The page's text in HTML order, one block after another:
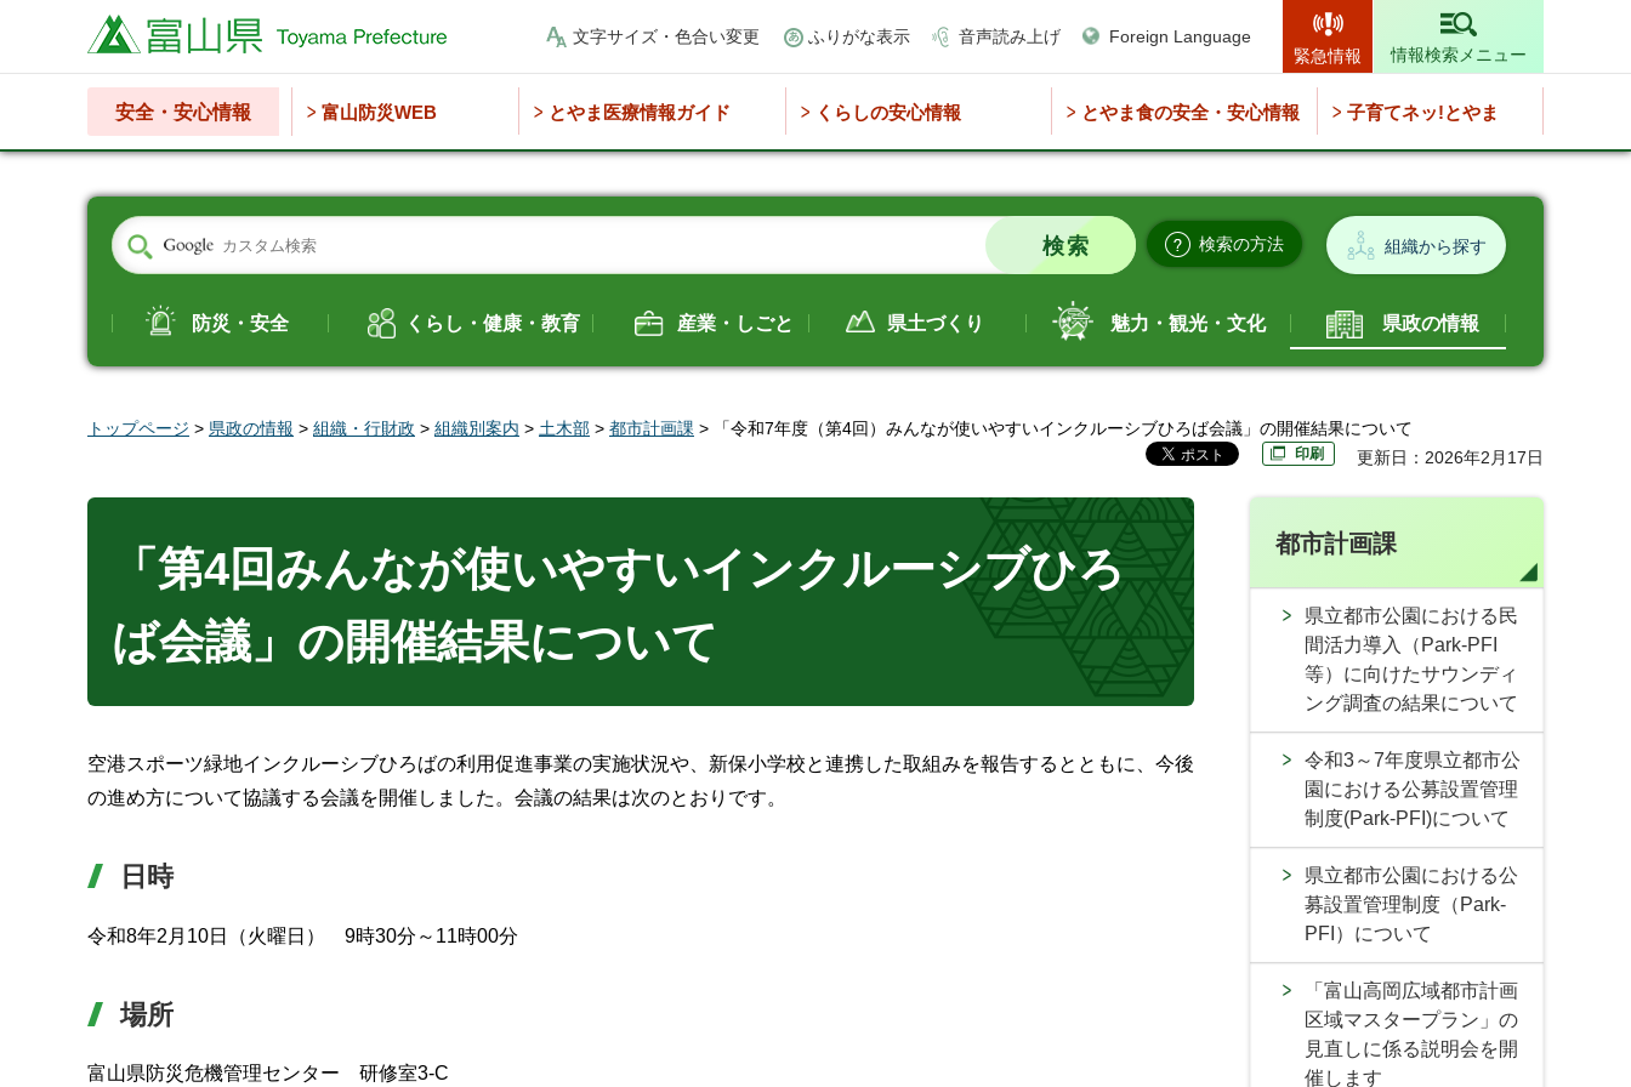
富山県 文字サイズ・色合い変更 ふりがな表示 音声読み上げ
Foreign Language
緊急情報
情報検索メニュー
安全・安心情報 富山防災WEB とやま医療情報ガイド くらしの安心情報 とやま食の安全・安心情報 子育てネッ!とやま
検索の方法 組織から探す
防災・安全 くらし・健康・教育 産業・しごと 県土づくり 魅力・観光・文化 県政の情報
トップページ > 県政の情報 > 組織・行財政 > 組織別案内 > 土木部 > 都市計画課 > 「令和7年度（第4回）みんなが使いやすいインクルーシブひろば会議」の開催結果について
印刷 更新日：2026年2月17日
「第4回みんなが使いやすいインクルーシブひろ
ば会議」の開催結果について
空港スポーツ緑地インクルーシブひろばの利用促進事業の実施状況や、新保小学校と連携した取組みを報告するとともに、今後
の進め方について協議する会議を開催しました。会議の結果は次のとおりです。
日時
令和8年2月10日（火曜日） 9時30分～11時00分
場所
富山県防災危機管理センター 研修室3-C
都市計画課
県立都市公園における民
間活力導入（Park-PFI
等）に向けたサウンディ
ング調査の結果について
令和3～7年度県立都市公
園における公募設置管理
制度(Park-PFI)について
県立都市公園における公
募設置管理制度（Park-
PFI）について
「富山高岡広域都市計画
区域マスタープラン」の
見直しに係る説明会を開
催します